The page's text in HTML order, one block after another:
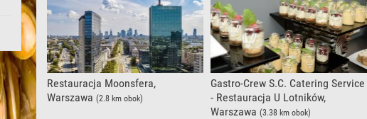
Restauracja Moonsfera,
Warszawa (2.8 km obok)
Gastro-Crew S.C. Catering Service
- Restauracja U Lotników,
Warszawa (3.38 km obok)